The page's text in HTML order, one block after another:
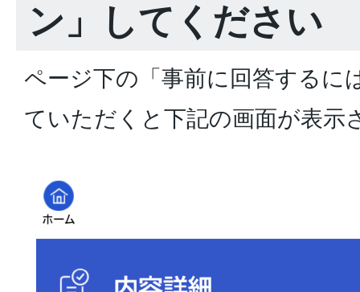
ン」してください
ページ下の「事前に回答するに
ていただくと下記の画面が表示